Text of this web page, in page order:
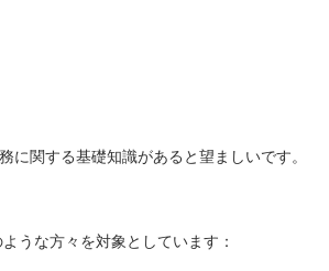
に関する基礎知識があると望ましいです。
うな方々を対象としています：